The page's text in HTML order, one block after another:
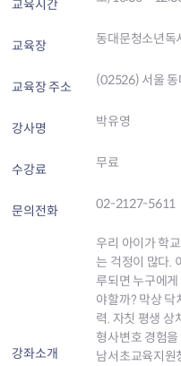
교육시간
교육장 동대문청소년독
교육장 주소 (02526) 서울
강사명 박유영
수강료 무료
문의전화 02-2127-5611
강좌소개
우리 아이가 학
는 걱정이 많다.
루되면 누구에
야할까? 막상 닥
력. 자칫 평생 상
형사변호 경험
남서초교육지원